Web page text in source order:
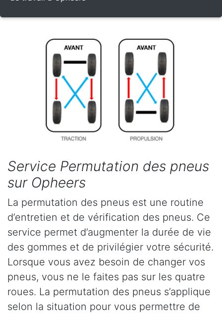
Service Permutation des pneus
sur Opheers
La permutation des pneus est une routine
d’entretien et de vérification des pneus. Ce
service permet d’augmenter la durée de vie
des gommes et de privilégier votre sécurité.
Lorsque vous avez besoin de changer vos
pneus, vous ne le faites pas sur les quatre
roues. La permutation des pneus s’applique
selon la situation pour vous permettre de